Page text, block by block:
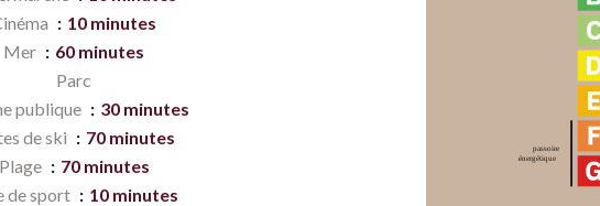
10 minutes
Mer
60 minutes
Parc
publique
30 minutes
de ski
70 minutes
Plage
70 minutes
de sport
10 minutes